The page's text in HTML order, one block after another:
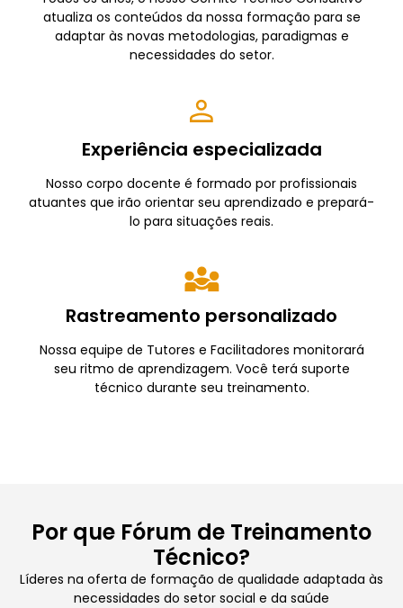
atualiza os conteúdos da nossa formação para se
adaptar às novas metodologias, paradigmas e
necessidades do setor.
Experiência especializada
Nosso corpo docente é formado por profissionais
atuantes que irão orientar seu aprendizado e prepará-
lo para situações reais.
Rastreamento personalizado
Nossa equipe de Tutores e Facilitadores monitorará
seu ritmo de aprendizagem. Você terá suporte
técnico durante seu treinamento.
Por que Fórum de Treinamento
Técnico?
Líderes na oferta de formação de qualidade adaptada às
necessidades do setor social e da saúde